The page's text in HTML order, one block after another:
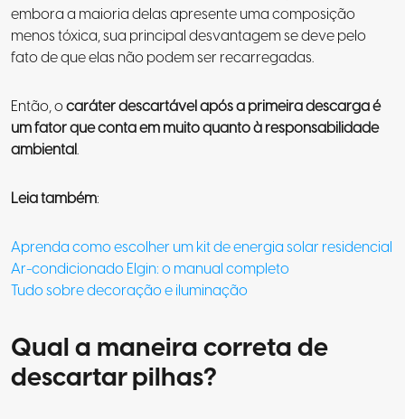
embora a maioria delas apresente uma composição
menos tóxica, sua principal desvantagem se deve pelo
fato de que elas não podem ser recarregadas.
Então, ocaráter descartável após a primeira descarga é
um fator que conta em muito quanto à responsabilidade
ambiental.
Leia também:
Aprenda como escolher um kit de energia solar residencial
Ar-condicionado Elgin: o manual completo
Tudo sobre decoração e iluminação
Qual a maneira correta de
descartar pilhas?